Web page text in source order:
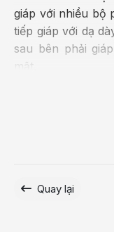
giáp với nhiều bộ
tiếp giáp với dạ
sau bên phải
mật.
Gan có hình
chéo, chạy dọc
sang vùng
Gan là bộ
Quay lại